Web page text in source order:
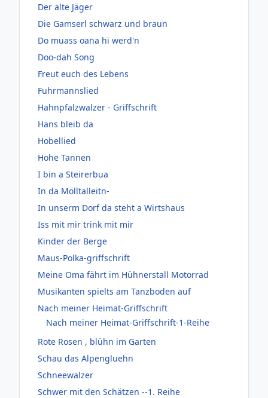
Der alte Jäger
Die Gamserl schwarz und braun
Do muass oana hi werd'n
Doo-dah Song
Freut euch des Lebens
Fuhrmannslied
Hahnpfalzwalzer - Griffschrift
Hans bleib da
Hobellied
Hohe Tannen
I bin a Steirerbua
In da Mölltalleitn-
In unserm Dorf da steht a Wirtshaus
Iss mit mir trink mit mir
Kinder der Berge
Maus-Polka-griffschrift
Meine Oma fährt im Hühnerstall Motorrad
Musikanten spielts am Tanzboden auf
Nach meiner Heimat-Griffschrift
Nach meiner Heimat-Griffschrift-1-Reihe
Rote Rosen , blühn im Garten
Schau das Alpengluehn
Schneewalzer
Schwer mit den Schätzen --1. Reihe